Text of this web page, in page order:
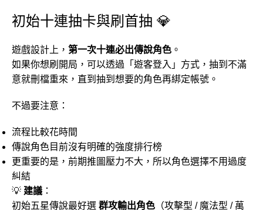
初始十連抽卡與刷首抽 💎
遊戲設計上， 第一次十連必出傳說角色 。
如果你想刷開局，可以透過「遊客登入」方式，抽到不滿
意就刪檔重來，直到抽到想要的角色再綁定帳號。
不過要注意：
流程比較花時間
傳說角色目前沒有明確的強度排行榜
更重要的是，前期推圖壓力不大，所以角色選擇不用過度
糾結
💡 建議 ：
初始五星傳說最好選 群攻輸出角色 （攻擊型 / 魔法型 / 萬